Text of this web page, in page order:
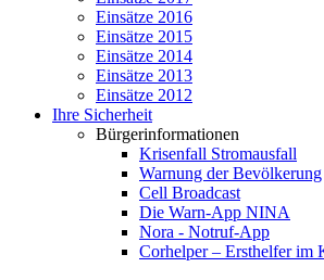
Einsätze 2016
Einsätze 2015
Einsätze 2014
Einsätze 2013
Einsätze 2012
Ihre Sicherheit
Bürgerinformationen
Krisenfall Stromausfall
Warnung der Bevölkerung
Cell Broadcast
Die Warn-App NINA
Nora - Notruf-App
Corhelper – Ersthelfer im